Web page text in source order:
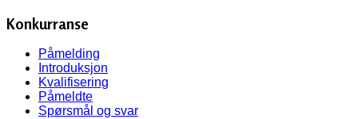
Konkurranse
Påmelding
Introduksjon
Kvalifisering
Påmeldte
Spørsmål og svar